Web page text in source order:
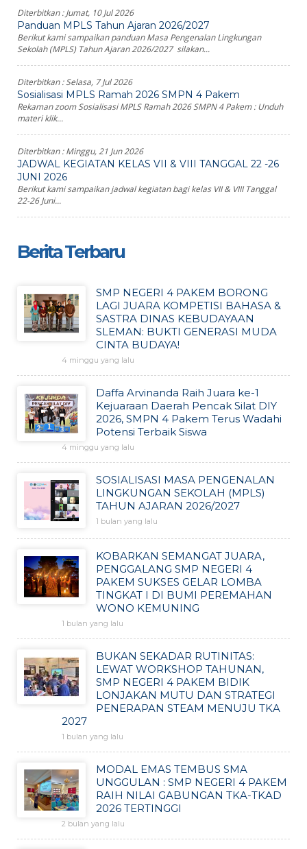
Diterbitkan :Jumat, 10 Jul 2026
Panduan MPLS Tahun Ajaran 2026/2027
Berikut kami sampaikan panduan Masa Pengenalan Lingkungan
Sekolah (MPLS) Tahun Ajaran 2026/2027 silakan...
Diterbitkan :Selasa, 7 Jul 2026
Sosialisasi MPLS Ramah 2026 SMPN 4 Pakem
Rekaman zoom Sosialisasi MPLS Ramah 2026 SMPN 4 Pakem : Unduh
materi klik...
Diterbitkan :Minggu, 21 Jun 2026
JADWAL KEGIATAN KELAS VII & VIII TANGGAL 22 -26
JUNI 2026
Berikut kami sampaikan jadwal kegiatan bagi kelas VII & VIII Tanggal
22-26 Juni...
Berita Terbaru
SMP NEGERI 4 PAKEM BORONG
LAGI JUARA KOMPETISI BAHASA &
SASTRA DINAS KEBUDAYAAN
SLEMAN: BUKTI GENERASI MUDA
CINTA BUDAYA!
4 minggu yang lalu
Daffa Arvinanda Raih Juara ke-1
Kejuaraan Daerah Pencak Silat DIY
2026, SMPN 4 Pakem Terus Wadahi
Potensi Terbaik Siswa
4 minggu yang lalu
SOSIALISASI MASA PENGENALAN
LINGKUNGAN SEKOLAH (MPLS)
TAHUN AJARAN 2026/2027
1 bulan yang lalu
KOBARKAN SEMANGAT JUARA,
PENGGALANG SMP NEGERI 4
PAKEM SUKSES GELAR LOMBA
TINGKAT I DI BUMI PEREMAHAN
WONO KEMUNING
1 bulan yang lalu
BUKAN SEKADAR RUTINITAS:
LEWAT WORKSHOP TAHUNAN,
SMP NEGERI 4 PAKEM BIDIK
LONJAKAN MUTU DAN STRATEGI
PENERAPAN STEAM MENUJU TKA
2027
1 bulan yang lalu
MODAL EMAS TEMBUS SMA
UNGGULAN : SMP NEGERI 4 PAKEM
RAIH NILAI GABUNGAN TKA-TKAD
2026 TERTINGGI
2 bulan yang lalu